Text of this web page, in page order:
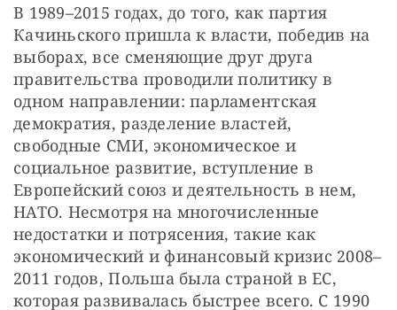
В 1989–2015 годах, до того, как партия
Качиньского пришла к власти, победив на
выборах, все сменяющие друг друга
правительства проводили политику в
одном направлении: парламентская
демократия, разделение властей,
свободные СМИ, экономическое и
социальное развитие, вступление в
Европейский союз и деятельность в нем,
НАТО. Несмотря на многочисленные
недостатки и потрясения, такие как
экономический и финансовый кризис 2008–
2011 годов, Польша была страной в ЕС,
которая развивалась быстрее всего. С 1990